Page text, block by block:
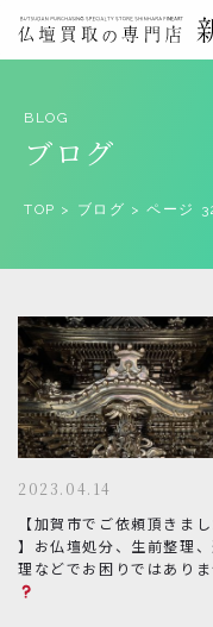
仏壇買取サービス
よくあるご質問
お申し込み・お問い
協力店募集について
お申
BLOG
ブログ
TOP > ブログ >ページ
2023.04.14
【加賀市でご依頼頂きまし
】お仏壇処分、生前整理
理などでお困りではあり